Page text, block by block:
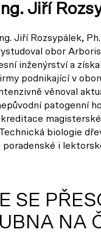
Ing. Jiří
Ing. Jiří Rozsypálek,
obor
inženýrství a
podnikající v
věnoval
patogenní
„Technická biologie
poradenské i
SE
NA